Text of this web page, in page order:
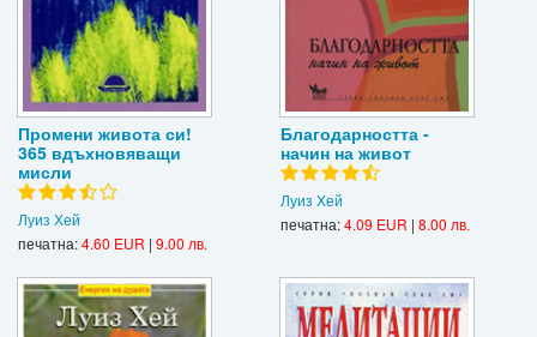
Промени живота си!
365 вдъхновяващи
мисли
Луиз Хей
печатна:4.60 EUR | 9.00 лв.
Благодарността -
начин на живот
Луиз Хей
печатна:4.09 EUR | 8.00 лв.